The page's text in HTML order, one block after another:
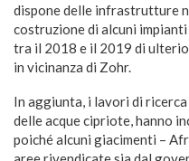
dispone delle infrastrutture
costruzione di alcuni
tra il 2018 e il 2019 di
in vicinanza di Zohr.
In aggiunta, i lavori di
delle acque cipriote, hanno
poiché alcuni giacimenti –